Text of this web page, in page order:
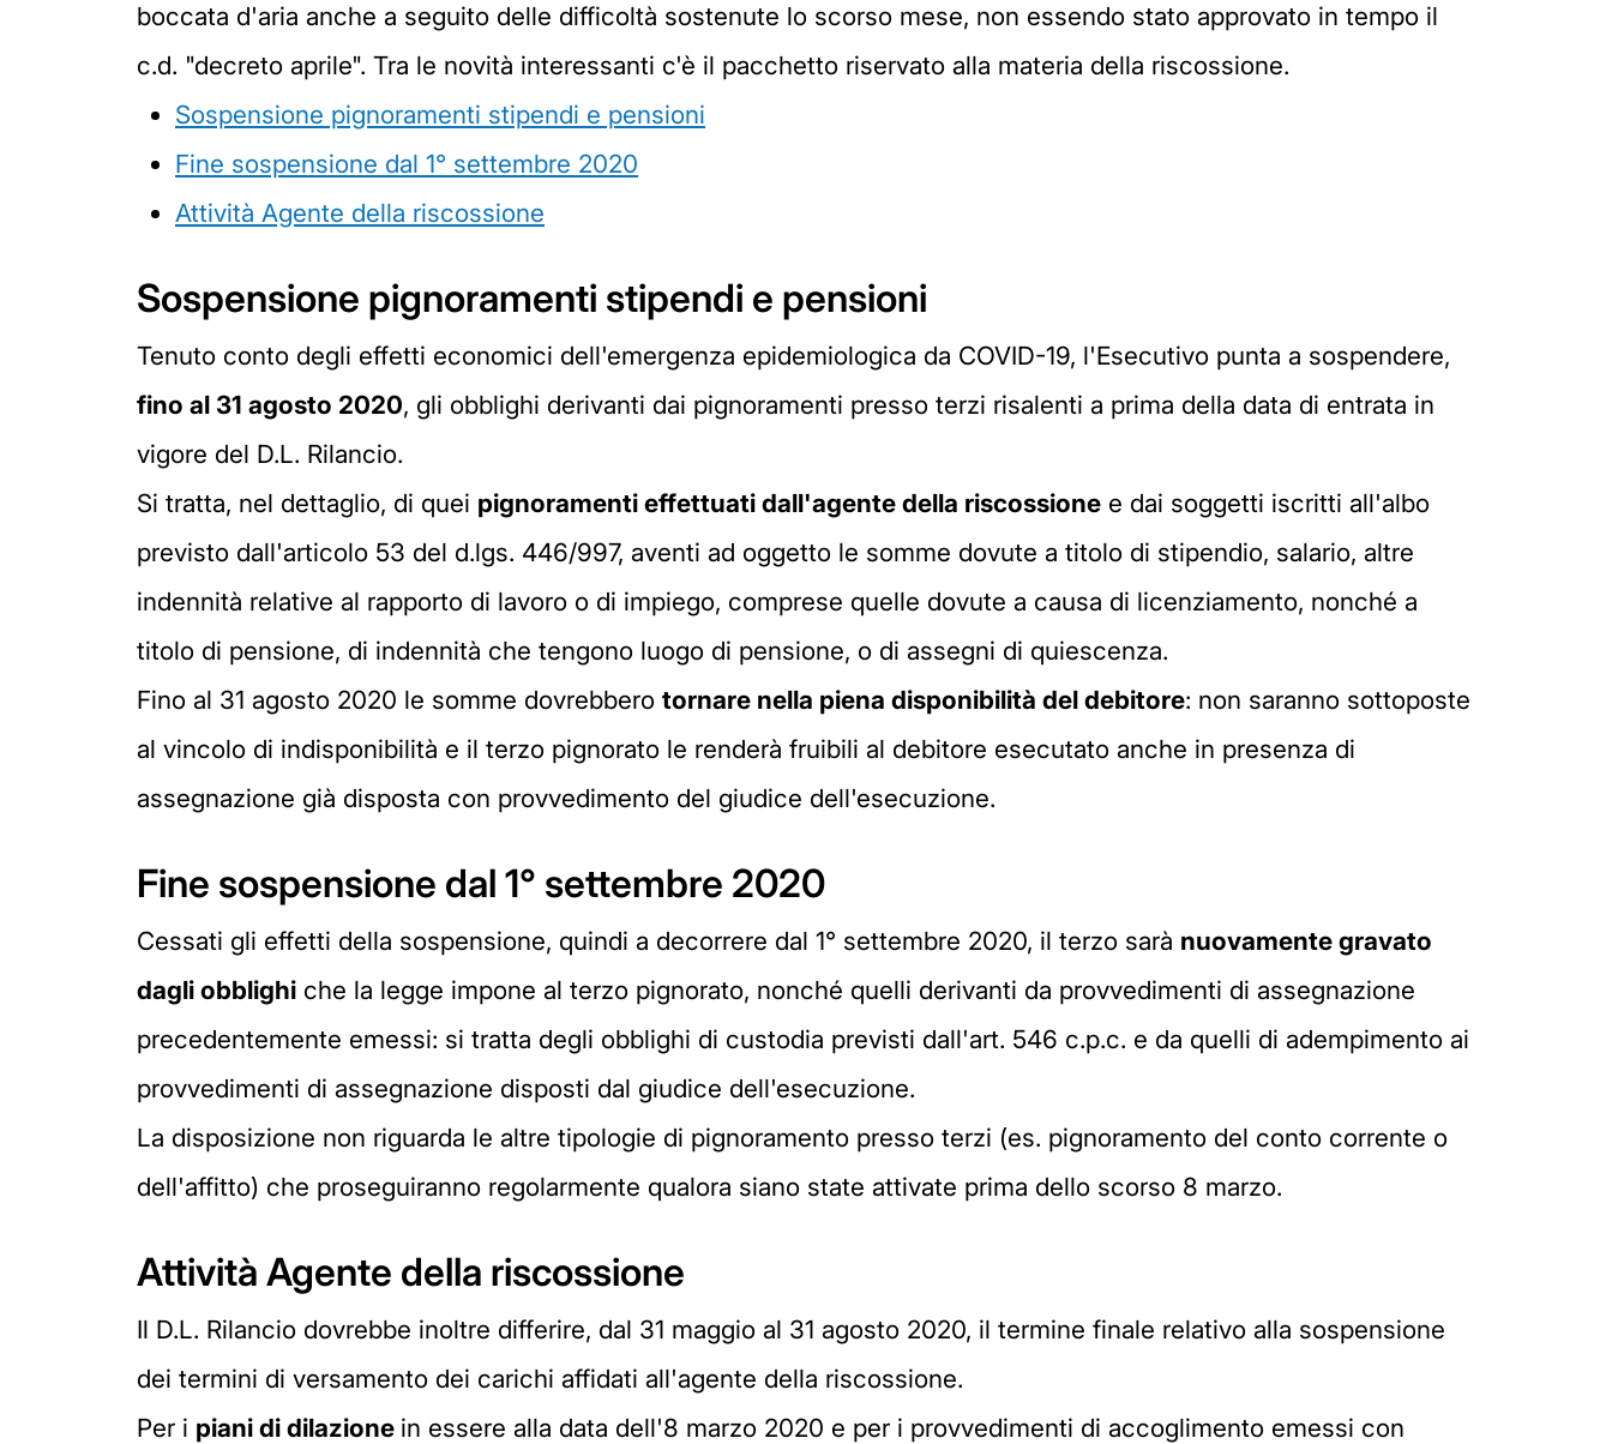
boccata d'aria anche a seguito delle difficoltà sostenute lo scorso mese, non essendo stato approvato in tempo il
c.d. "decreto aprile". Tra le novità interessanti c'è il pacchetto riservato alla materia della riscossione.
Sospensione pignoramenti stipendi e pensioni
Fine sospensione dal 1° settembre 2020
Attività Agente della riscossione
Sospensione pignoramenti stipendi e pensioni
Tenuto conto degli effetti economici dell'emergenza epidemiologica da COVID-19, l'Esecutivo punta a sospendere,
fino al 31 agosto 2020, gli obblighi derivanti dai pignoramenti presso terzi risalenti a prima della data di entrata in
vigore del D.L. Rilancio.
Si tratta, nel dettaglio, di quei pignoramenti effettuati dall'agente della riscossione e dai soggetti iscritti all'albo
previsto dall'articolo 53 del d.lgs. 446/997, aventi ad oggetto le somme dovute a titolo di stipendio, salario, altre
indennità relative al rapporto di lavoro o di impiego, comprese quelle dovute a causa di licenziamento, nonché a
titolo di pensione, di indennità che tengono luogo di pensione, o di assegni di quiescenza.
Fino al 31 agosto 2020 le somme dovrebbero tornare nella piena disponibilità del debitore: non saranno sottoposte
al vincolo di indisponibilità e il terzo pignorato le renderà fruibili al debitore esecutato anche in presenza di
assegnazione già disposta con provvedimento del giudice dell'esecuzione.
Fine sospensione dal 1° settembre 2020
Cessati gli effetti della sospensione, quindi a decorrere dal 1° settembre 2020, il terzo sarà nuovamente gravato
dagli obblighi che la legge impone al terzo pignorato, nonché quelli derivanti da provvedimenti di assegnazione
precedentemente emessi: si tratta degli obblighi di custodia previsti dall'art. 546 c.p.c. e da quelli di adempimento ai
provvedimenti di assegnazione disposti dal giudice dell'esecuzione.
La disposizione non riguarda le altre tipologie di pignoramento presso terzi (es. pignoramento del conto corrente o
dell'affitto) che proseguiranno regolarmente qualora siano state attivate prima dello scorso 8 marzo.
Attività Agente della riscossione
Il D.L. Rilancio dovrebbe inoltre differire, dal 31 maggio al 31 agosto 2020, il termine finale relativo alla sospensione
dei termini di versamento dei carichi affidati all'agente della riscossione.
Per i piani di dilazione in essere alla data dell'8 marzo 2020 e per i provvedimenti di accoglimento emessi con